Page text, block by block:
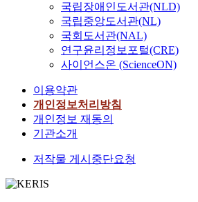
국립장애인도서관(NLD)
국립중앙도서관(NL)
국회도서관(NAL)
연구윤리정보포털(CRE)
사이언스온 (ScienceON)
이용약관
개인정보처리방침
개인정보 재동의
기관소개
저작물 게시중단요청